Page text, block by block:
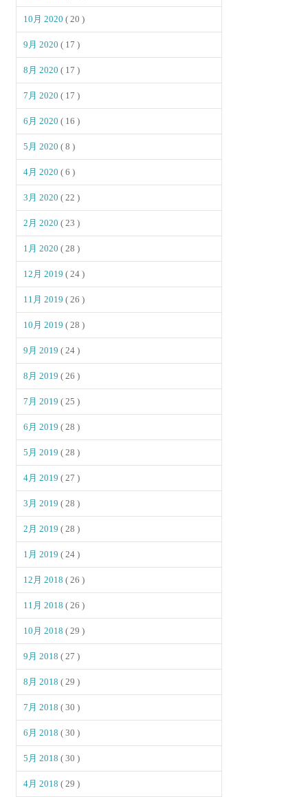
10月 2020( 20 )
9月 2020( 17 )
8月 2020( 17 )
7月 2020( 17 )
6月 2020( 16 )
5月 2020( 8 )
4月 2020( 6 )
3月 2020( 22 )
2月 2020( 23 )
1月 2020( 28 )
12月 2019( 24 )
11月 2019( 26 )
10月 2019( 28 )
9月 2019( 24 )
8月 2019( 26 )
7月 2019( 25 )
6月 2019( 28 )
5月 2019( 28 )
4月 2019( 27 )
3月 2019( 28 )
2月 2019( 28 )
1月 2019( 24 )
12月 2018( 26 )
11月 2018( 26 )
10月 2018( 29 )
9月 2018( 27 )
8月 2018( 29 )
7月 2018( 30 )
6月 2018( 30 )
5月 2018( 30 )
4月 2018( 29 )